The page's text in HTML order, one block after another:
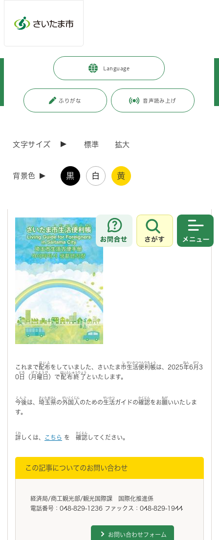
Language
ふりがな 音声読み上げ
文字サイズ 標準 拡大
背景色 黒 白 黄
お問合せ
さがす
政策・財政 > 国際化の推進
外国人の方へ（がいこくじんのかたへ）
>
ょう）
（配布終了のご案内）さいたま市生活便利帳（さ
さいたま市生活便利帳（さいたましせいかつべんりちょ
これまで配布
はいふ
をしていました、さいたま市
し
生活便利帳
せいかつべんりちょう
は、2025年
ねん
6月
がつ
3
0日
にち
（ 月曜日
げつようび
）で 配布終了
はいふしゅうりょう
といたします。
今後
こんご
は、 埼玉県
さいたまけん
の外国人
がいこくじん
のための生活
せいかつ
ガイドの確認
かくにん
をお願
ねが
いいたしま
す。
詳
くわ
しくは、 こちら を 確認
かくにん
してください。
この記事についてのお問い合わせ
経済局/商工観光部/観光国際課 国際化推進係
電話番号：048-829-1236 ファックス：048-829-1944
お問い合わせフォーム